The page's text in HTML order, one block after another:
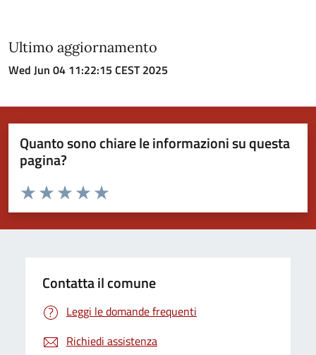
Ultimo aggiornamento
Wed Jun 04 11:22:15 CEST 2025
Quanto sono chiare le informazioni su questa
pagina?
Valuta da 1 a 5 stelle la pagina
Valuta 5 stelle su 5
Valuta 4 stelle su 5
Valuta 3 stelle su 5
Valuta 2 stelle su 5
Valuta 1 stelle su 5
Contatta il comune
Leggi le domande frequenti
Richiedi assistenza